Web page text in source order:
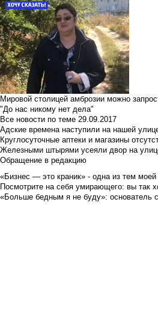
Мировой столицей амброзии можно
"До нас никому нет дела"
Все новости по теме 29.09.2017
Адские времена наступили на нашей
Круглосуточные аптеки и магазины
Железными штырями усеяли двор на
Обращение в редакцию
«Бизнес — это краник» - одна из тем
Посмотрите на себя умирающего: вы так
«Больше бедным я не буду»: основатель